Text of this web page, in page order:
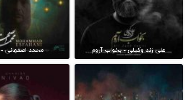
علی زند وکیلی - بخواب آروم محمد اصفهانی -